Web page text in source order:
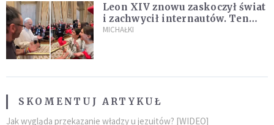
Leon XIV znowu zaskoczył świat
i zachwycił internautów. Ten
film ma już 22 mln wyświetleń!
MICHAŁKI
SKOMENTUJ ARTYKUŁ
Jak wygląda przekazanie władzy u jezuitów? [WIDEO]